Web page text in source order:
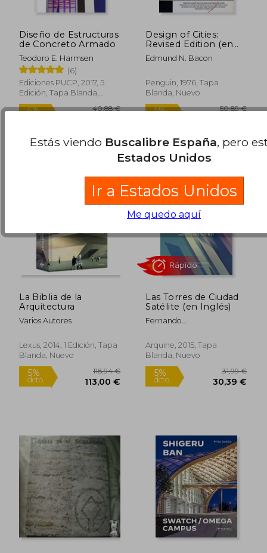
5%
dcto.
27,80 € 5%
dcto.
Diseño de Estructuras
de Concreto Armado
Teodoro E. Harmsen
(6)
Ediciones PUCP, 2017, 5
Edición, Tapa Blanda,
Nuevo
Design of Cities:
Revised Edition (en
Inglés)
Edmund N. Bacon
Penguin, 1976, Tapa
Blanda, Nuevo
La Biblia de la
Arquitectura
Varios Autores
Lexus, 2014, 1 Edición, Tapa
Blanda, Nuevo
Las Torres de Ciudad
Satélite (en Inglés)
Fernando
Arquine, 2015, Tapa
Blanda, Nuevo
Estás viendo Buscalibre España, pero
Estados Unidos
Ir a Estados Unidos
Me quedo aquí